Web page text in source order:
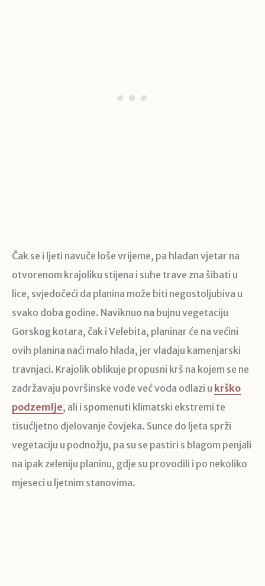
Čak se i ljeti navuče loše vrijeme, pa hladan vjetar na
otvorenom krajoliku stijena i suhe trave zna šibati u
lice, svjedočeći da planina može biti negostoljubiva u
svako doba godine. Naviknuo na bujnu vegetaciju
Gorskog kotara, čak i Velebita, planinar će na većini
ovih planina naći malo hlada, jer vladaju kamenjarski
travnjaci. Krajolik oblikuje propusni krš na kojem se ne
zadržavaju površinske vode već voda odlazi u krško
podzemlje, ali i spomenuti klimatski ekstremi te
tisućljetno djelovanje čovjeka. Sunce do ljeta sprži
vegetaciju u podnožju, pa su se pastiri s blagom penjali
na ipak zeleniju planinu, gdje su provodili i po nekoliko
mjeseci u ljetnim stanovima.